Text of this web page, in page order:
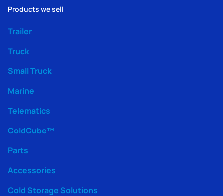
Products we sell
Trailer
Truck
Small Truck
Marine
Telematics
ColdCube™
Parts
Accessories
Cold Storage Solutions